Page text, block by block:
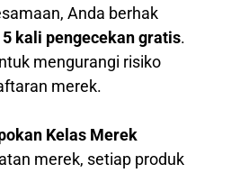
Anda berhak
5 kali pengecekan gratis.
mengurangi risiko
merek.
Kelas Merek
merek, setiap produk